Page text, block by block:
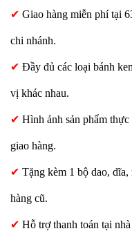
✔ Giao hàng miễn phí tại
chi nhánh.
✔ Đầy đủ các loại bánh
vị khác nhau.
✔ Hình ảnh sản phẩm
giao hàng.
✔ Tặng kèm 1 bộ dao,
hàng cũ.
✔ Hỗ trợ thanh toán tại